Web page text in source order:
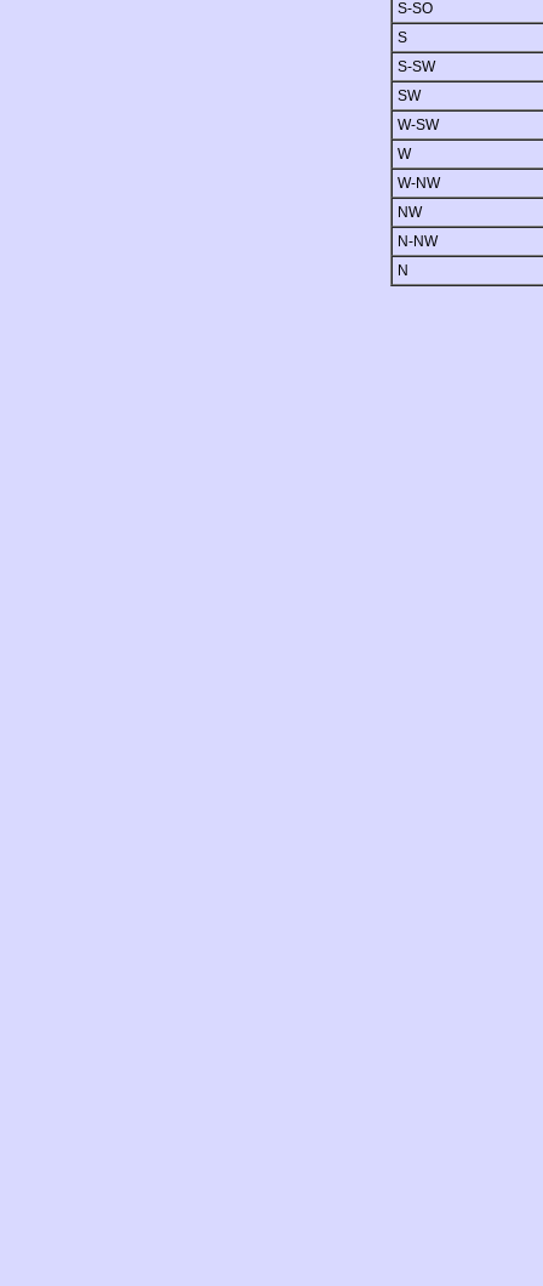
S-SO
S
S-SW
SW
W-SW
W
W-NW
NW
N-NW
N